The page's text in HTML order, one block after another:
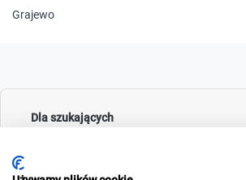
Grajewo
Dla szukających